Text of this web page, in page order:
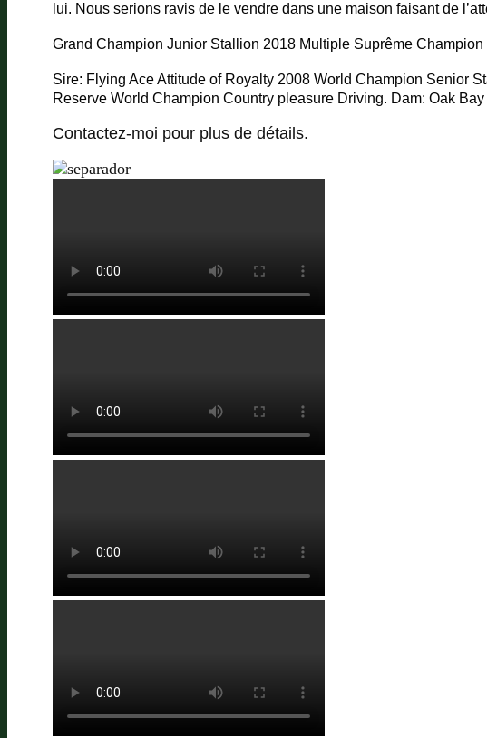
lui. Nous serions ravis de le vendre dans une maison faisant de
Grand Champion Junior Stallion 2018 Multiple Suprême Champion
Sire: Flying Ace Attitude of Royalty 2008 World Champion Senior
Reserve World Champion Country pleasure Driving. Dam: Oak
Contactez-moi pour plus de détails.